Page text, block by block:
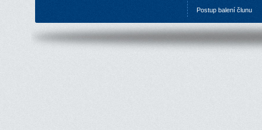
Postup balení člunu